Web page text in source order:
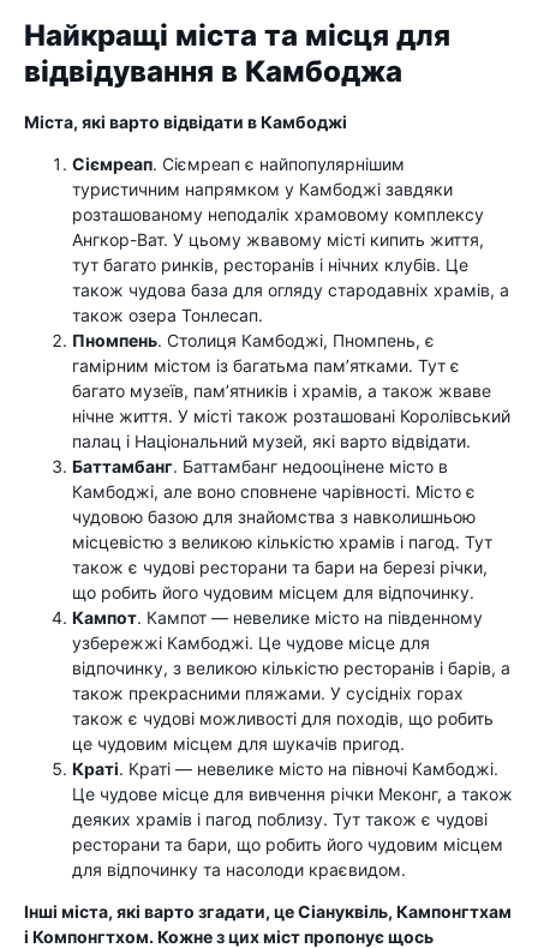
Найкращі міста та місця для
відвідування в Камбоджа
Міста, які варто відвідати в Камбоджі
Сіємреап. Сіємреап є найпопулярнішим
туристичним напрямком у Камбоджі завдяки
розташованому неподалік храмовому комплексу
Ангкор-Ват. У цьому жвавому місті кипить життя,
тут багато ринків, ресторанів і нічних клубів. Це
також чудова база для огляду стародавніх храмів, а
також озера Тонлесап.
Пномпень. Столиця Камбоджі, Пномпень, є
гамірним містом із багатьма пам’ятками. Тут є
багато музеїв, пам’ятників і храмів, а також жваве
нічне життя. У місті також розташовані Королівський
палац і Національний музей, які варто відвідати.
Баттамбанг. Баттамбанг недооцінене місто в
Камбоджі, але воно сповнене чарівності. Місто є
чудовою базою для знайомства з навколишньою
місцевістю з великою кількістю храмів і пагод. Тут
також є чудові ресторани та бари на березі річки,
що робить його чудовим місцем для відпочинку.
Кампот. Кампот — невелике місто на південному
узбережжі Камбоджі. Це чудове місце для
відпочинку, з великою кількістю ресторанів і барів, а
також прекрасними пляжами. У сусідніх горах
також є чудові можливості для походів, що робить
це чудовим місцем для шукачів пригод.
Краті. Краті — невелике місто на півночі Камбоджі.
Це чудове місце для вивчення річки Меконг, а також
деяких храмів і пагод поблизу. Тут також є чудові
ресторани та бари, що робить його чудовим місцем
для відпочинку та насолоди краєвидом.
Інші міста, які варто згадати, це Сіануквіль, Кампонгтхам
і Компонгтхом. Кожне з цих міст пропонує щось